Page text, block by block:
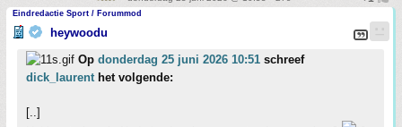
Eindredactie Sport / Forummod
heywoodu
Op donderdag 25 juni 2026 10:51 schreef
dick_laurenthet volgende:
[..]